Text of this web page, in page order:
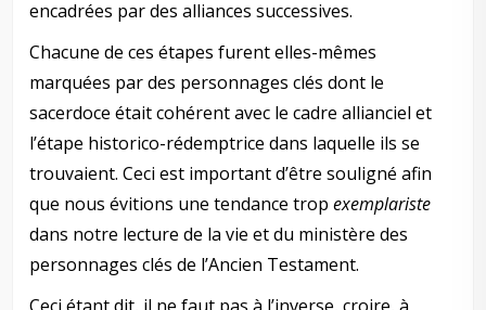
encadrées par des alliances successives.
Chacune de ces étapes furent elles-mêmes
marquées par des personnages clés dont le
sacerdoce était cohérent avec le cadre allianciel et
l’étape historico-rédemptrice dans laquelle ils se
trouvaient. Ceci est important d’être souligné afin
que nous évitions une tendance tropexemplariste
dans notre lecture de la vie et du ministère des
personnages clés de l’Ancien Testament.